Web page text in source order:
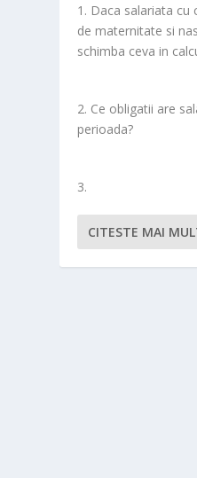
1. Daca salariata cu
de maternitate si
schimba ceva in
2. Ce obligatii are
perioada?
3.
CITESTE MAI